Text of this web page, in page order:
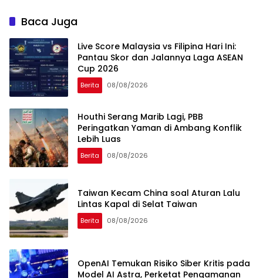
Baca Juga
Live Score Malaysia vs Filipina Hari Ini:
Pantau Skor dan Jalannya Laga ASEAN
Cup 2026
Berita 08/08/2026
Houthi Serang Marib Lagi, PBB
Peringatkan Yaman di Ambang Konflik
Lebih Luas
Berita 08/08/2026
Taiwan Kecam China soal Aturan Lalu
Lintas Kapal di Selat Taiwan
Berita 08/08/2026
OpenAI Temukan Risiko Siber Kritis pada
Model AI Astra, Perketat Pengamanan